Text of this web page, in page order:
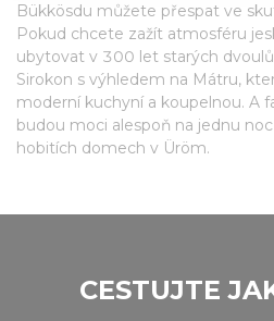
provide social media features
We also share information
our social media, advertising
may combine it with other
provided to them or that
of their services.
Bükkösdu můžete přespat ve
Pokud chcete zažít atmosféru
ubytovat v 300 let starých
Sirokon s výhledem na Mátru,
moderní kuchyní a koupelnou. A
budou moci alespoň na jednu
hobitích domech v Üröm.
CESTUJTE